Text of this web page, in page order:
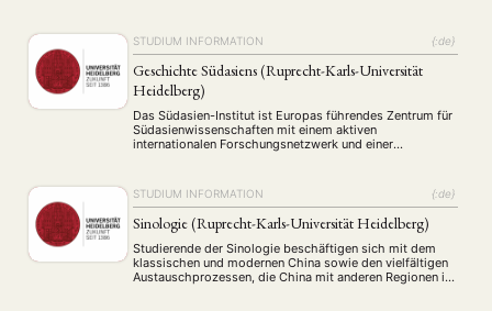
(25% / 50% / 75% / 100%)
STUDIUM INFORMATION {:de}
Geschichte Südasiens (Ruprecht-Karls-Universität
Heidelberg)
Das Südasien-Institut ist Europas führendes Zentrum für
Südasienwissenschaften mit einem aktiven
internationalen Forschungsnetzwerk und einer
Heidelberg hat das Südasien-Institut heute sieben
Abteilungen: Anthropologie, Entwicklungsökonomie,
Geographie, Geschichte, Kultur- und
Religionsgeschichte Südasiens (ehemals Klassische
Indologie), Moderne Südasiatische Sprachen und
Literaturen (ehemals Moderne Indologie) sowie
Politikwissenschaft. Mit unseren Außenstellen …
STUDIUM INFORMATION {:de}
Sinologie (Ruprecht-Karls-Universität Heidelberg)
Studierende der Sinologie beschäftigen sich mit dem
klassischen und modernen China sowie den vielfältigen
Austauschprozessen, die China mit anderen Regionen in